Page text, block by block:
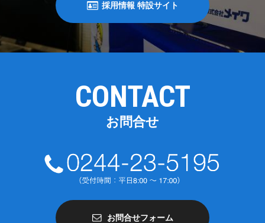
採用情報 特設サイト
CONTACT
お問合せ
お問合せフォーム